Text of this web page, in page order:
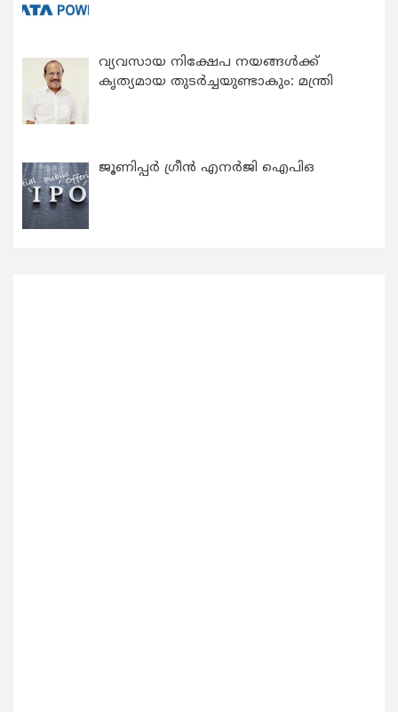
വ്യവസായ നിക്ഷേപ നയങ്ങള്‍ക്ക്
കൃത്യമായ തുടര്‍ച്ചയുണ്ടാകും: മന്ത്രി
ജൂണിപ്പർ ഗ്രീൻ എനർജി ഐപിഒ